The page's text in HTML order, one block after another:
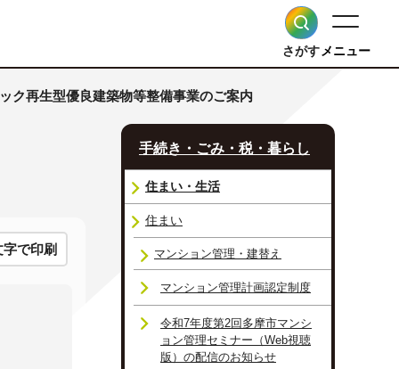
さがすメニュー
ク再生型優良建築物等整備事業のご案内
で印刷
手続き・ごみ・税・暮らし
住まい・生活
住まい
マンション管理・建替え
マンション管理計画認定制度
令和7年度第2回多摩市マンシ
ョン管理セミナー（Web視聴
版）の配信のお知らせ